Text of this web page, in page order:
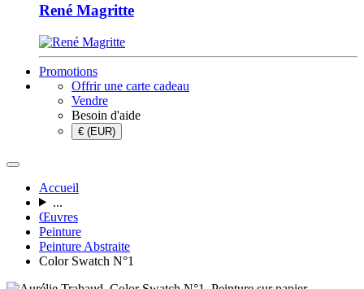
René Magritte
Promotions
Offrir une carte cadeau
Vendre
Besoin d'aide
€ (EUR)
Accueil
...
Œuvres
Peinture
Peinture Abstraite
Color Swatch N°1